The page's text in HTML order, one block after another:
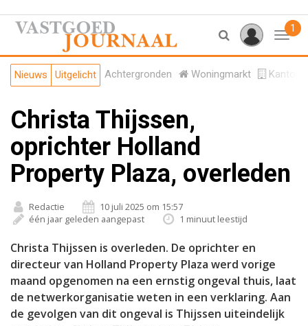
1
Nieuws Uitgelicht Achtergronden Woningmarkt
Christa Thijssen,
oprichter Holland
Property Plaza, overleden
Redactie
10 juli 2025 om 15:57
één jaar geleden aangepast
1 minuut leestijd
Christa Thijssen is overleden. De oprichter en
directeur van Holland Property Plaza werd vorige
maand opgenomen na een ernstig ongeval thuis, laat
de netwerkorganisatie weten in een verklaring. Aan
de gevolgen van dit ongeval is Thijssen uiteindelijk